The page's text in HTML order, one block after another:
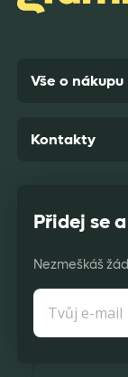
Vše o nákupu
Přidej se
Nezmeškáš
Kontakty